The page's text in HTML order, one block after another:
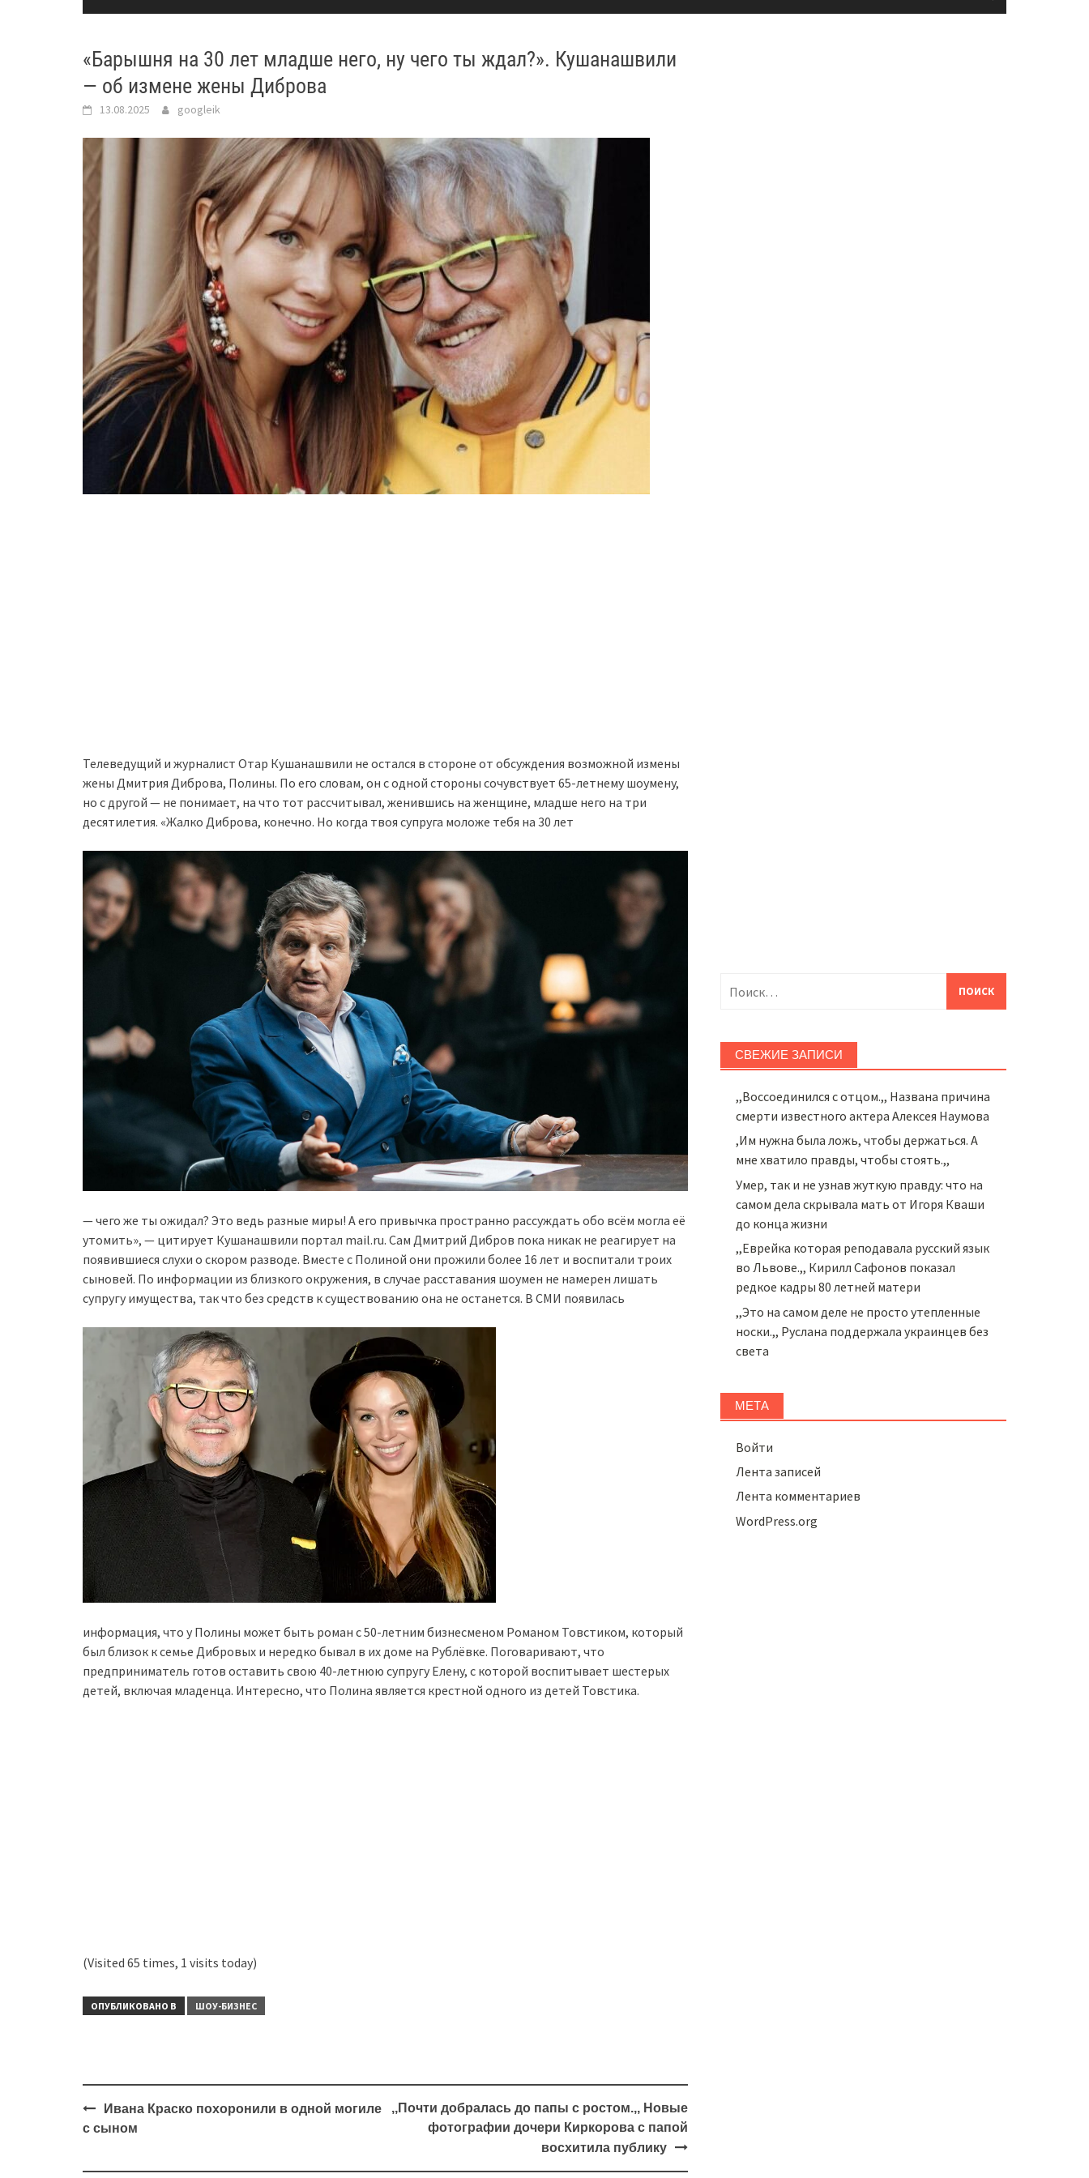
«Барышня на 30 лет младше него, ну чего ты ждал?». Кушанашвили
— об измене жены Диброва
13.08.2025 googleik
Телеведущий и журналист Отар Кушанашвили не остался в стороне от обсуждения возможной измены
жены Дмитрия Диброва, Полины. По его словам, он с одной стороны сочувствует 65-летнему шоумену,
но с другой — не понимает, на что тот рассчитывал, женившись на женщине, младше него на три
десятилетия. «Жалко Диброва, конечно. Но когда твоя супруга моложе тебя на 30 лет
— чего же ты ожидал? Это ведь разные миры! А его привычка пространно рассуждать обо всём могла её
утомить», — цитирует Кушанашвили портал mail.ru. Сам Дмитрий Дибров пока никак не реагирует на
появившиеся слухи о скором разводе. Вместе с Полиной они прожили более 16 лет и воспитали троих
сыновей. По информации из близкого окружения, в случае расставания шоумен не намерен лишать
супругу имущества, так что без средств к существованию она не останется. В СМИ появилась
информация, что у Полины может быть роман с 50-летним бизнесменом Романом Товстиком, который
был близок к семье Дибровых и нередко бывал в их доме на Рублёвке. Поговаривают, что
предприниматель готов оставить свою 40-летнюю супругу Елену, с которой воспитывает шестерых
детей, включая младенца. Интересно, что Полина является крестной одного из детей Товстика.
(Visited 65 times, 1 visits today)
ОПУБЛИКОВАНО В ШОУ-БИЗНЕС
Навигация
Ивана Краско похоронили в одной могиле
с сыном
,,Почти добралась до папы с ростом.,, Новые
фотографии дочери Киркорова с папой
восхитила публику
СВЕЖИЕ ЗАПИСИ
,,Воссоединился с отцом.,, Названа причина
смерти известного актера Алексея Наумова
,Им нужна была ложь, чтобы держаться. А
мне хватило правды, чтобы стоять.,,
Умер, так и не узнав жуткую правду: что на
самом дела скрывала мать от Игоря Кваши
до конца жизни
,,Еврейка которая реподавала русский язык
во Львове.,, Кирилл Сафонов показал
редкое кадры 80 летней матери
,,Это на самом деле не просто утепленные
носки.,, Руслана поддержала украинцев без
света
МЕТА
Войти
Лента записей
Лента комментариев
WordPress.org